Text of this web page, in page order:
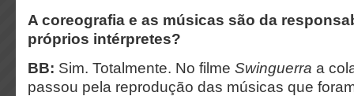
A coreografia e as músicas são da
próprios intérpretes?
BB: Sim. Totalmente. No filme Swinguerra a
passou pela reprodução das músicas que